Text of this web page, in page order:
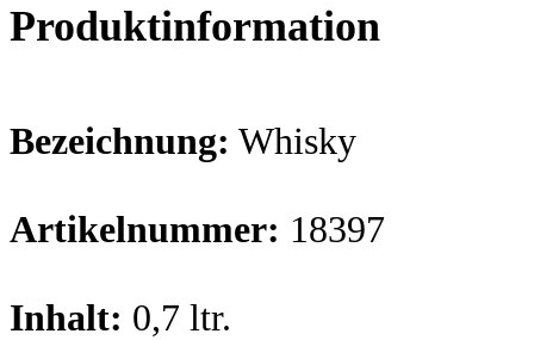
Produktinformation
Bezeichnung: Whisky
Artikelnummer: 18397
Inhalt: 0,7 ltr.